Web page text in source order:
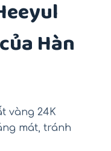
Hàn
vàng 24K
mát, tránh